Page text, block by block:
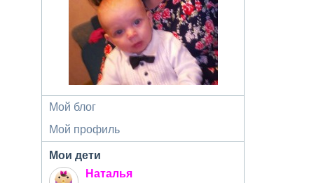
Мой блог
Мой профиль
Мои дети
Наталья